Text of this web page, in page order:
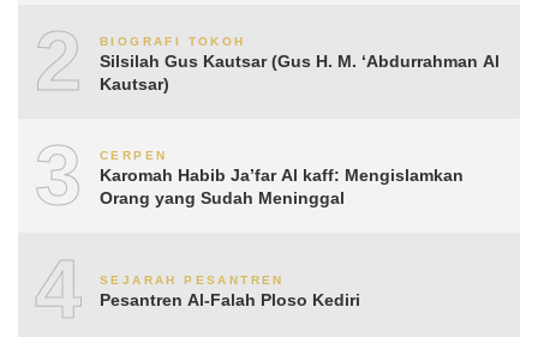
2 BIOGRAFI TOKOH
Silsilah Gus Kautsar (Gus H. M. ‘Abdurrahman Al
Kautsar)
3 CERPEN
Karomah Habib Ja’far Al kaff: Mengislamkan
Orang yang Sudah Meninggal
4 SEJARAH PESANTREN
Pesantren Al-Falah Ploso Kediri